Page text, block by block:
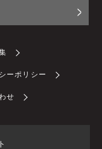
ーポリシー
せ